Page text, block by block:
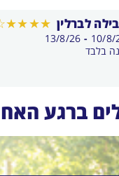
לברלין
10/8/
-
13/8/26
בלבד
ברגע